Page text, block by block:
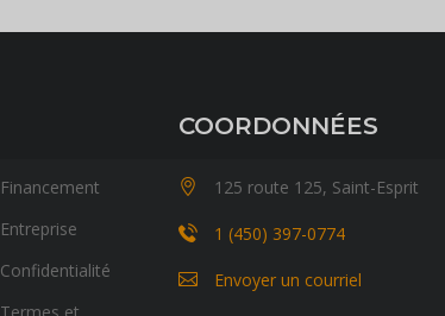
Financement
Entreprise
Confidentialité
Termes et
COORDONNÉES
125 route 125, Saint-Esprit
1 (450) 397-0774
Envoyer un courriel